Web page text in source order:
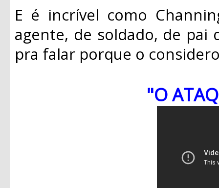
E é incrível como
agente, de soldado, de pai
pra falar porque o
"O